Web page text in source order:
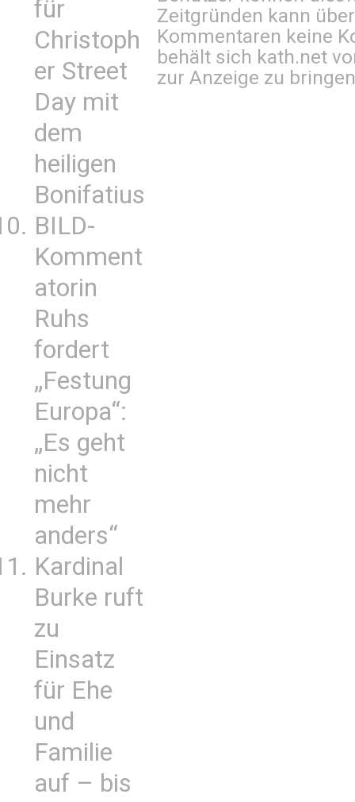
für
Christoph
er Street
Day mit
dem
heiligen
Bonifatius
BILD-
Komment
atorin
Ruhs
fordert
„Festung
Europa“:
„Es geht
nicht
mehr
anders“
Kardinal
Burke ruft
zu
Einsatz
für Ehe
und
Familie
auf – bis
Zeitgründen kann
Kommentaren keine
behält sich kath.net
zur Anzeige zu